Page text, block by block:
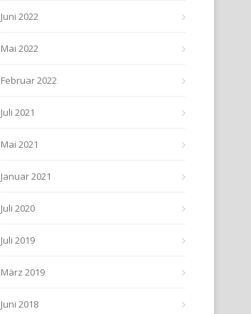
Juni 2022
Mai 2022
Februar 2022
Juli 2021
Mai 2021
Januar 2021
Juli 2020
Juli 2019
März 2019
Juni 2018